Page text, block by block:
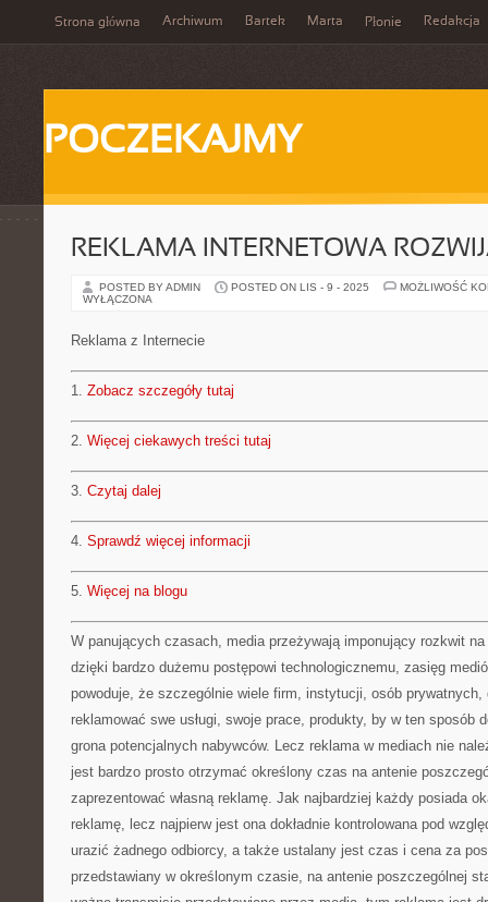
Strona główna Archiwum Bartek Marta Płonie Redakcja
POCZEKAJMY
REKLAMA INTERNETOWA
POSTED BY ADMIN POSTED ON LIS - 9 - 2025
MOŻLIWOŚĆ
WYŁĄCZONA
Reklama z Internecie
1. Zobacz szczegóły tutaj
2. Więcej ciekawych treści tutaj
3. Czytaj dalej
4. Sprawdź więcej informacji
5. Więcej na blogu
W panujących czasach, media przeżywają imponujący rozkwit
dzięki bardzo dużemu postępowi technologicznemu, zasięg
powoduje, że szczególnie wiele firm, instytucji, osób
reklamować swe usługi, swoje prace, produkty, by w ten sposób
grona potencjalnych nabywców. Lecz reklama w mediach nie
jest bardzo prosto otrzymać określony czas na antenie
zaprezentować własną reklamę. Jak najbardziej każdy posiada
reklamę, lecz najpierw jest ona dokładnie kontrolowana pod
urazić żadnego odbiorcy, a także ustalany jest czas i cena za
przedstawiany w określonym czasie, na antenie poszczególnej